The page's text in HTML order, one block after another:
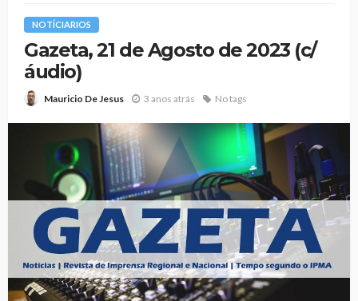
NOTÍCIARIOS
Gazeta, 21 de Agosto de 2023 (c/
áudio)
Mauricio De Jesus 3 anos atrás No tags